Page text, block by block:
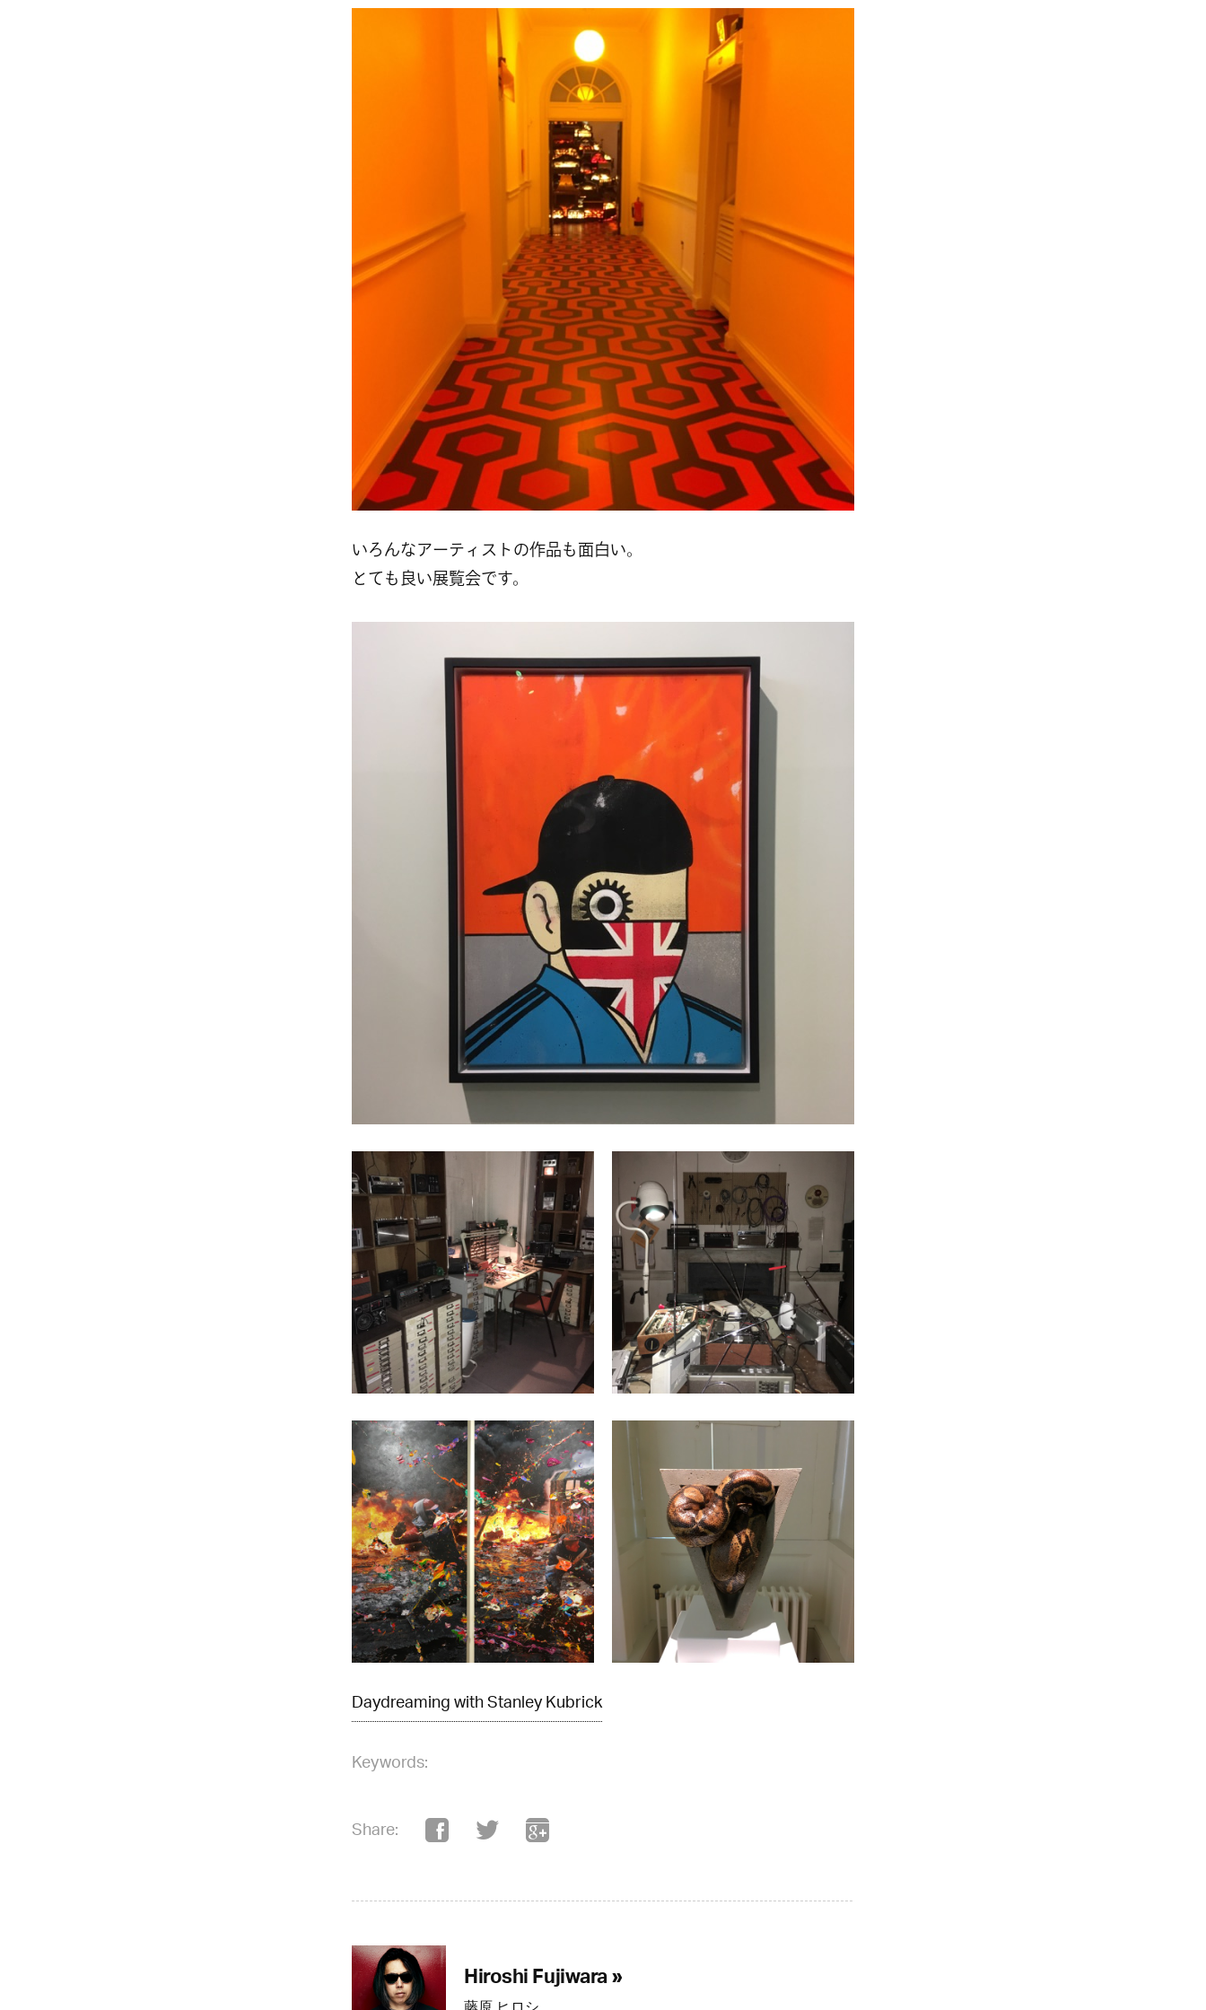
いろんなアーティストの作品も面白い。
とても良い展覧会です。
Daydreaming with Stanley Kubrick
Keywords:
Share:
Hiroshi Fujiwara »